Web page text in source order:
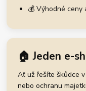
💰 Výhodné
🏠 Jeden e-
Ať už řešíte škůdce
nebo ochranu